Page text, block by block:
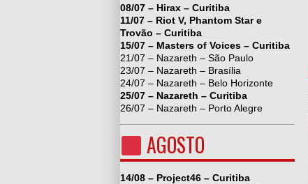
08/07 – Hirax – Curitiba
11/07 – Riot V, Phantom Star e
Trovão – Curitiba
15/07 – Masters of Voices – Curitiba
21/07 – Nazareth – São Paulo
23/07 – Nazareth – Brasília
24/07 – Nazareth – Belo Horizonte
25/07 – Nazareth – Curitiba
26/07 – Nazareth – Porto Alegre
AGOSTO
14/08 – Project46 – Curitiba